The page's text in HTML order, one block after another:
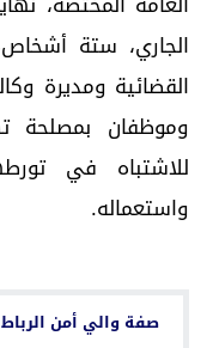
الجاري، ستة
القضائية ومديرة
وموظفان بمصلحة
للاشتباه في
واستعماله.
صفة والي أمن